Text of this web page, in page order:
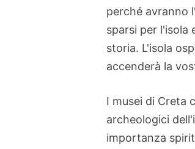
perché avranno
sparsi per l'isola
storia. L'isola
accenderà la
I musei di Creta
archeologici
importanza